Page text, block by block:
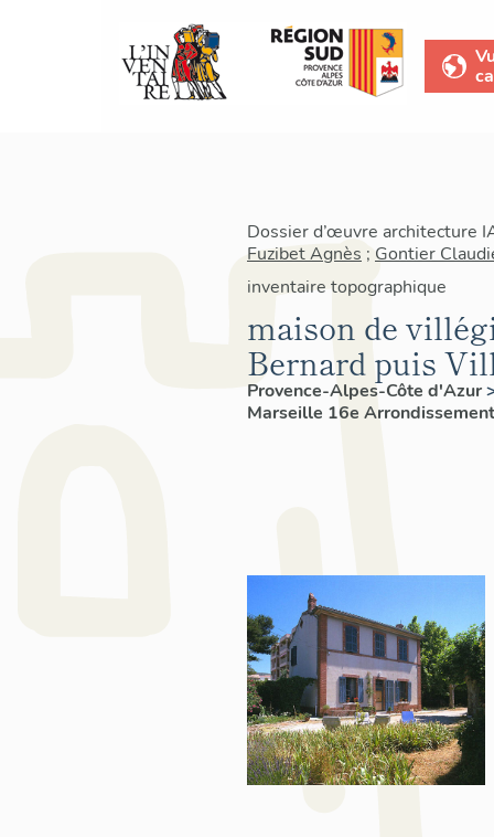
Dossier d’œuvre architecture
Fuzibet Agnès ; Gontier
inventaire topographique
maison de
Bernard puis
Provence-Alpes-Côte d'Azur
Marseille 16e Arrondissement